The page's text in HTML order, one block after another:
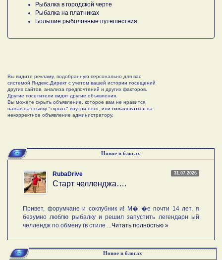
Рыбалка в городской черте
Рыбалка на платниках
Большие рыболовные путешествия
Вы видите рекламу, подобранную персонально для вас
системой Яндекс.Директ с учетом вашей истории посещений
других сайтов, анализа предпочтений и других факторов.
Другие посетители видят другие объявления.
Вы можете скрыть объявление, которое вам не нравится,
нажав на ссылку "скрыть" внутри него, или пожаловаться на
некорректное объявление администратору.
Новое в блогах
31.07.2026
RubaDrive
Старт челленджа….
Привет, форумчане и соклубник и! М� �е почти 14 лет, я
безумно люблю рыбалку и решил запустить легендарн ый
челлендж по обмену (в стиле ... Читать полностью »
Новое в блогах